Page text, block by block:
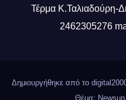
Τέρμα Κ.Ταλιαδούρη-
2462305276
Δημιουργήθηκε από το
Θέμα: